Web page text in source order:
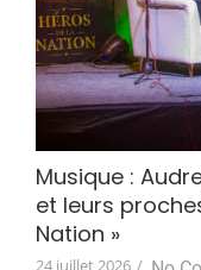
Musique :
et leurs
Nation »
24 juillet 2026 /